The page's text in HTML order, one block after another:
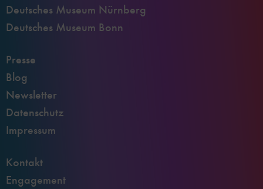
Deutsches Museum Nürnberg
Deutsches Museum Bonn
Presse
Blog
Newsletter
Datenschutz
Impressum
Kontakt
Engagement